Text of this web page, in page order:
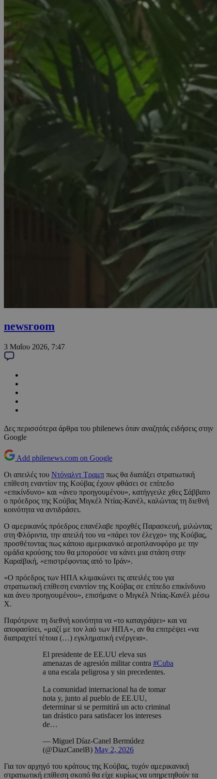
newsroom
3 Μαΐου 2026, 7:47
Δες περισσότερα άρθρα του philenews όταν αναζητάς ειδήσεις στην
Google
Add philenews.com on Google
Οι απειλές του Ντόναλντ Τραμπ πως θα διατάξει στρατιωτική
επίθεση εναντίον της Κούβας έχουν φθάσει σε επίπεδο
«επικίνδυνο» και «άνευ προηγουμένου», κατήγγειλε χθες Σάββατο
ο πρόεδρος της Κούβας Μιγκέλ Ντίας-Κανέλ, καλώντας τη διεθνή
κοινότητα να αντιδράσει.
Ο αμερικανός πρόεδρος επανέλαβε προχθές Παρασκευή, μιλώντας
στη Φλόριντα, την απειλή του να «πάρει τον έλεγχο» της Κούβας,
προσθέτοντας πως κάποιο αμερικανικό αεροπλανοφόρο με την
ομάδα κρούσης του θα μπορούσε να κάνει μια στάση στην
Καραϊβική, «επιστρέφοντας από το Ιράν».
«Ο πρόεδρος των ΗΠΑ κλιμακώνει τις απειλές του για
στρατιωτική επίθεση εναντίον της Κούβας σε επίπεδο επικίνδυνο
και άνευ προηγουμένου», επισήμανε ο Μιγκέλ Ντίας-Κανέλ μέσω
X.
Παρότρυνε τη διεθνή κοινότητα να «το καταγράψει» και να
αποφασίσει, «μαζί με τον λαό των ΗΠΑ», αν θα επιτρέψει «να
διαπραχτεί τέτοια (…) εγκληματική ενέργεια».
El presidente de EE.UU eleva sus
amenazas de agresión militar contra #Cuba
a una escala peligrosa y sin precedentes.
La comunidad internacional ha de tomar
nota y, junto al pueblo de EE.UU,
determinar si se permitirá un acto criminal
tan drástico para satisfacer los intereses
de…
— Miguel Díaz-Canel Bermúdez
(@DiazCanelB) May 2, 2026
Για τον αρχηγό του κράτους της Κούβας, τυχόν αμερικανική
στρατιωτική επίθεση σκοπό θα είχε κυρίως να υπηρετηθούν τα